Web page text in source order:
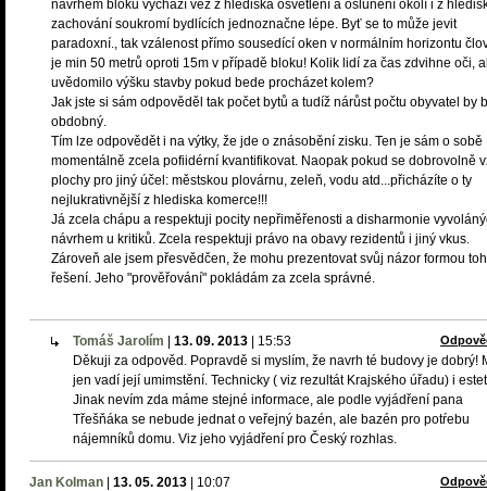
návrhem bloků vychází věž z hlediska osvětlení a oslunění okolí i z
zachování soukromí bydlících jednoznačne lépe. Byť se to může jevit
paradoxní., tak vzálenost přímo sousedící oken v normálním horizontu
je min 50 metrů oproti 15m v případě bloku! Kolik lidí za čas zdvihne oči,
uvědomilo výšku stavby pokud bede procházet kolem?
Jak jste si sám odpověděl tak počet bytů a tudíž nárůst počtu obyvatel by
obdobný.
Tím lze odpovědět i na výtky, že jde o znásobění zisku. Ten je sám o sobě
momentálně zcela pofiidérní kvantifikovat. Naopak pokud se dobrovolně
plochy pro jiný účel: městskou plovárnu, zeleň, vodu atd...přicházíte o ty
nejlukrativnější z hlediska komerce!!!
Já zcela chápu a respektuji pocity nepřiměřenosti a disharmonie
návrhem u kritiků. Zcela respektuji právo na obavy rezidentů i jiný vkus.
Zároveň ale jsem přesvědčen, že mohu prezentovat svůj názor formou
řešení. Jeho "prověřování" pokládám za zcela správné.
Tomáš Jarolím 13. 09. 2013 15:53
Děkuji za odpověd. Popravdě si myslím, že navrh té budovy je dobrý!
jen vadí její umimstění. Technicky ( viz rezultát Krajského úřadu) i
Jinak nevím zda máme stejné informace, ale podle vyjádření pana
Třešňáka se nebude jednat o veřejný bazén, ale bazén pro potŕebu
nájemníků domu. Viz jeho vyjádření pro Český rozhlas.
Jan Kolman 13. 05. 2013 10:07